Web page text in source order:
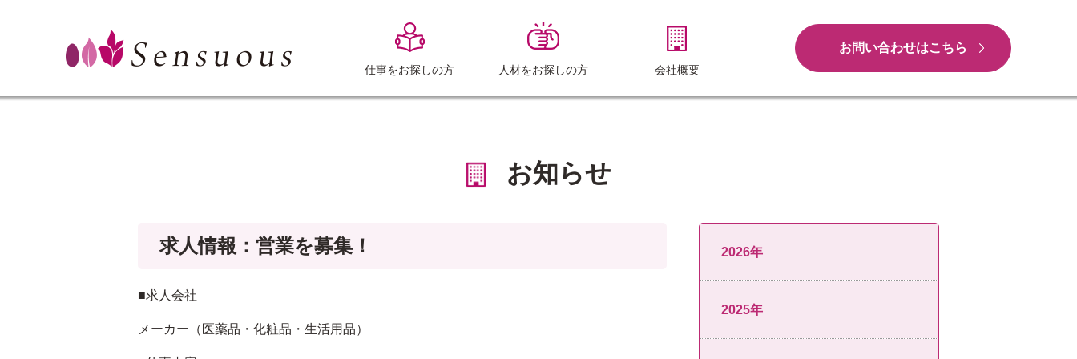
仕事をお探しの方 人材をお探しの方 会社概要
お問い合わせはこちら
お知らせ
求人情報：営業を募集！
■求人会社
メーカー（医薬品・化粧品・生活用品）
2026年
2025年